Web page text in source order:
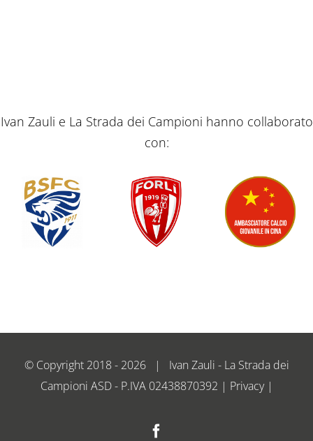
Ivan Zauli e La Strada dei Campioni hanno collaborato
con:
© Copyright 2018 - 2026 | Ivan Zauli - La Strada dei
Campioni ASD - P.IVA 02438870392 | Privacy |